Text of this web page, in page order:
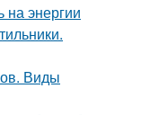
на энергии
Виды